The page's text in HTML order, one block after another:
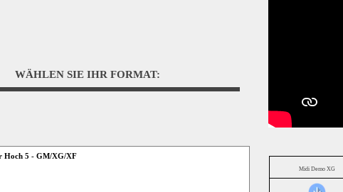
WÄHLEN SIE IHR FORMAT:
Hoch 5 - GM/XG/XF
Midi Demo XG